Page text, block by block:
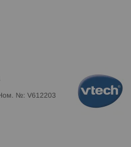
№ V612203